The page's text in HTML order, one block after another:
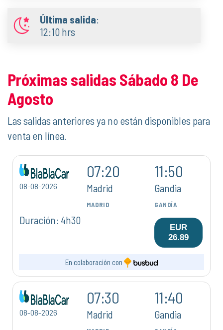
Última salida:
12:10 hrs
Próximas salidas Sábado 8 De
Agosto
Las salidas anteriores ya no están disponibles para
venta en línea.
08-08-2026
07:20
Madrid
MADRID
11:50
Gandia
GANDÍA
Duración: 4h30
EUR
26.89
En colaboración con
08-08-2026
07:30
Madrid
11:40
Gandia